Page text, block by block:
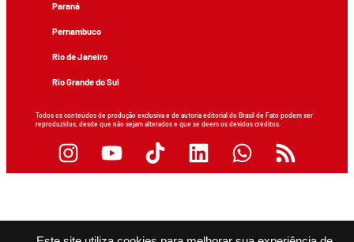
Paraná
Pernambuco
Rio de Janeiro
Rio Grande do Sul
Todos os conteúdos de produção exclusiva e de autoria editorial do Brasil de Fato podem ser
reproduzidos, desde que não sejam alterados e que se deem os devidos créditos.